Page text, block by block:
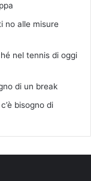
no alle misure
nel tennis di oggi
di un break
bisogno di